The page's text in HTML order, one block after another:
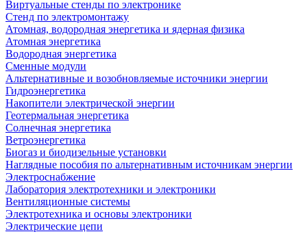
Виртуальные стенды по электронике
Стенд по электромонтажу
Атомная, водородная энергетика и ядерная физика
Атомная энергетика
Водородная энергетика
Сменные модули
Альтернативные и возобновляемые источники энергии
Гидроэнергетика
Накопители электрической энергии
Геотермальная энергетика
Солнечная энергетика
Ветроэнергетика
Биогаз и биодизельные установки
Наглядные пособия по альтернативным источникам энергии
Электроснабжение
Лаборатория электротехники и электроники
Вентиляционные системы
Электротехника и основы электроники
Электрические цепи